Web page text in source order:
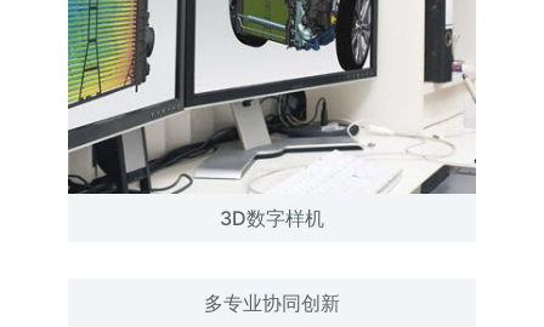
3D数字样机
多专业协同创新